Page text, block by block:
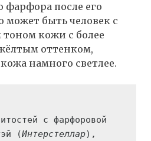
фарфора после его
может быть человек с
тоном кожи с более
оттенком,
намного светлее.
с фарфоровой
(Интерстеллар),